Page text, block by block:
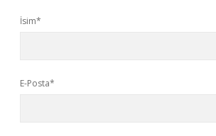
İsim*
E-Posta*